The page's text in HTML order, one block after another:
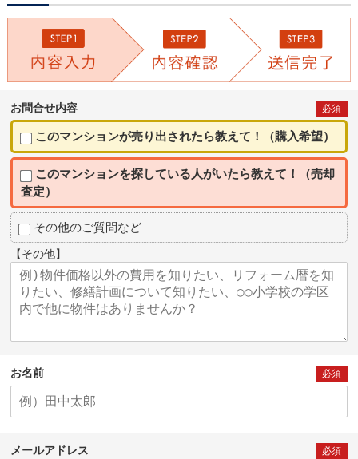
お問合せ内容 必須
このマンションが売り出されたら教えて！（購入希望）
このマンションを探している人がいたら教えて！（売却
査定）
その他のご質問など
【その他】
お名前 必須
メールアドレス 必須